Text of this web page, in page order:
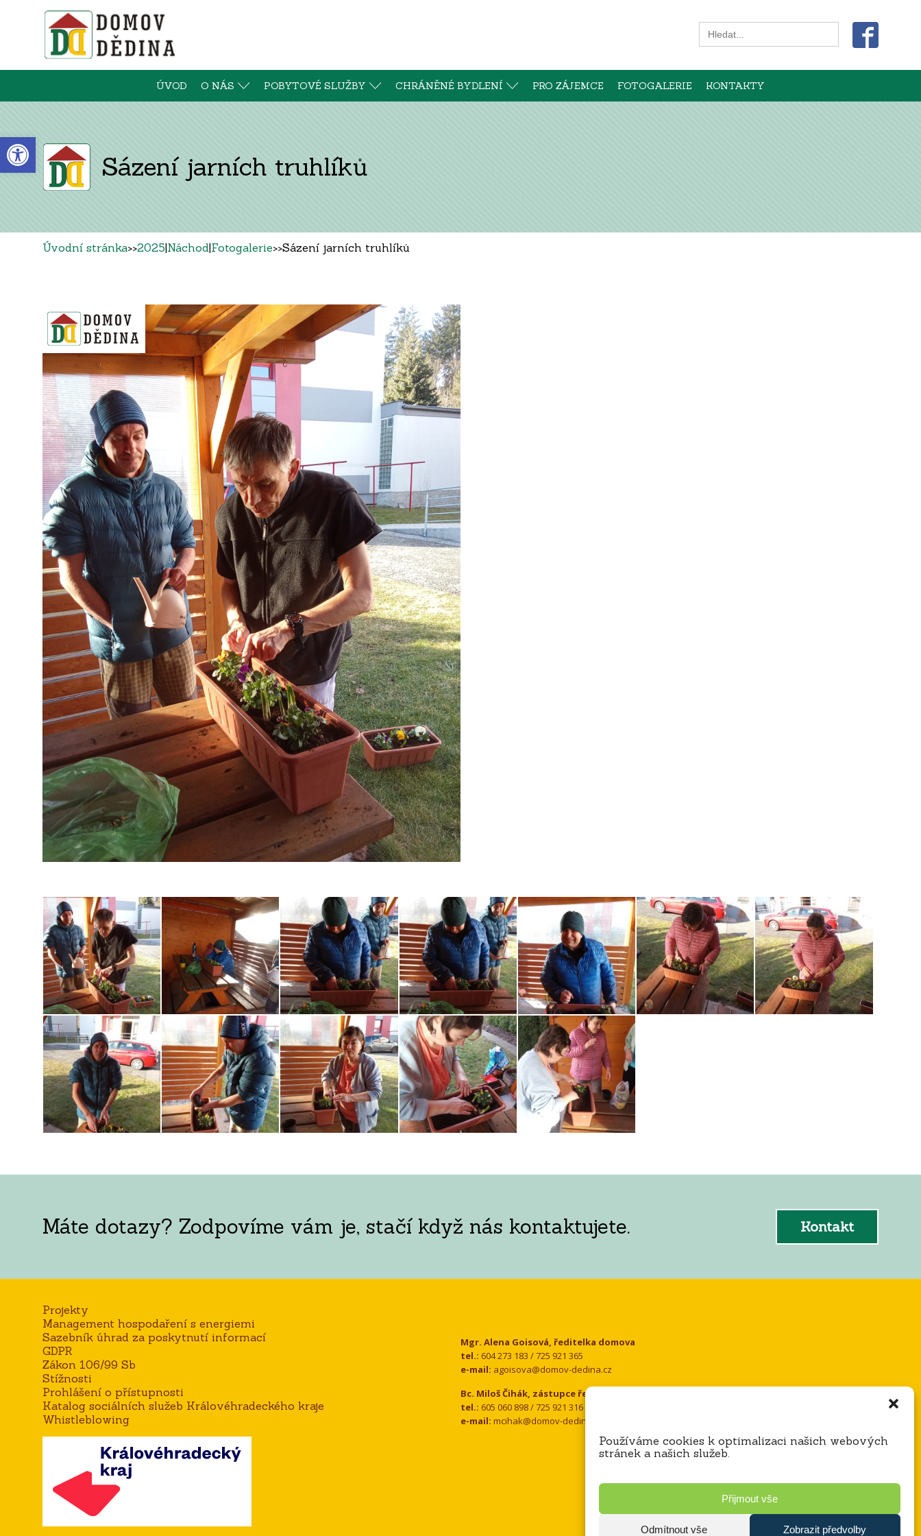
Open toolbar
Používáme cookies k optimalizaci našich webových
stránek a našich služeb.
Přijmout vše
Odmítnout vše Zobrazit předvolby
Search
for:
ÚVOD O NÁS POBYTOVÉ SLUŽBY CHRÁNĚNÉ BYDLENÍ PRO ZÁJEMCE FOTOGALERIE KONTAKTY
Sázení jarních truhlíků
Úvodní stránka>>2025|Náchod|Fotogalerie>>Sázení jarních truhlíků
Máte dotazy? Zodpovíme vám je, stačí když nás kontaktujete. Kontakt
Projekty
Management hospodaření s energiemi
Sazebník úhrad za poskytnutí informací
GDPR
Zákon 106/99 Sb
Stížnosti
Prohlášení o přístupnosti
Katalog sociálních služeb Královéhradeckého kraje
Whistleblowing
Mgr. Alena Goisová, ředitelka domova
tel.: 604 273 183 / 725 921 365
e-mail: agoisova@domov-dedina.cz
Bc. Miloš Čihák, zástupce ředitele
tel.: 605 060 898 / 725 921 316
e-mail: mcihak@domov-dedina.cz